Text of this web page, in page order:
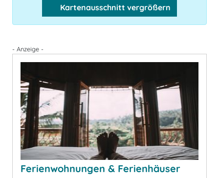
Kartenausschnitt vergrößern
- Anzeige -
Ferienwohnungen & Ferienhäuser